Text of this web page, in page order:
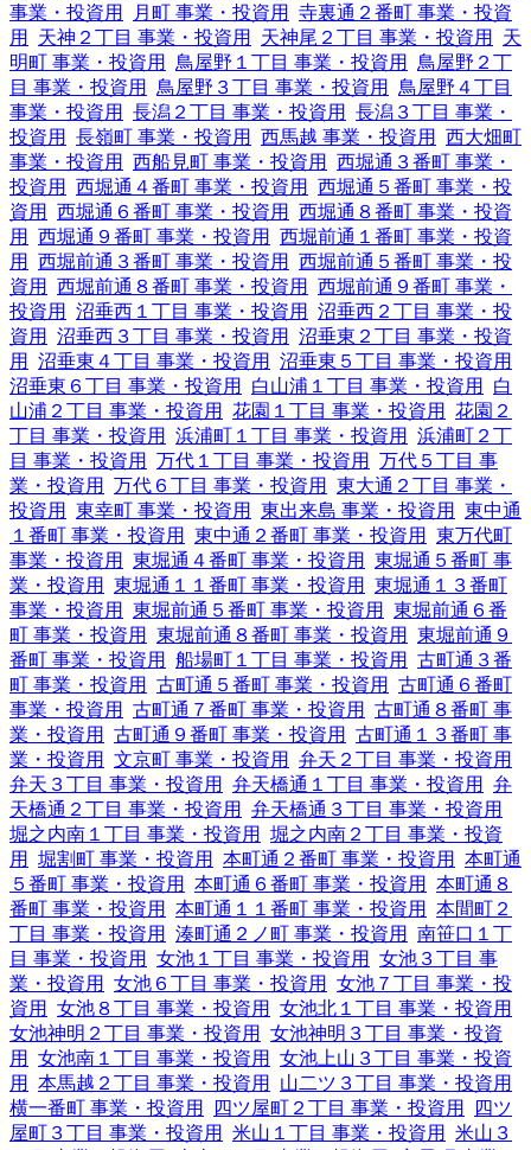
事業・投資用
月町 事業・投資用
寺裏通２番町 事業・投資
用
天神２丁目 事業・投資用 天神尾２丁目 事業・投資用
天
明町 事業・投資用
鳥屋野１丁目 事業・投資用
鳥屋野２丁
目 事業・投資用
鳥屋野３丁目 事業・投資用
鳥屋野４丁目
事業・投資用
長潟２丁目 事業・投資用
長潟３丁目 事業・
投資用
長嶺町 事業・投資用 西馬越 事業・投資用
西大畑町
事業・投資用
西船見町 事業・投資用
西堀通３番町 事業・
投資用
西堀通４番町 事業・投資用
西堀通５番町 事業・投
資用
西堀通６番町 事業・投資用
西堀通８番町 事業・投資
用
西堀通９番町 事業・投資用
西堀前通１番町 事業・投資
用
西堀前通３番町 事業・投資用
西堀前通５番町 事業・投
資用
西堀前通８番町 事業・投資用
西堀前通９番町 事業・
投資用
沼垂西１丁目 事業・投資用
沼垂西２丁目 事業・投
資用
沼垂西３丁目 事業・投資用
沼垂東２丁目 事業・投資
用
沼垂東４丁目 事業・投資用
沼垂東５丁目 事業・投資用
沼垂東６丁目 事業・投資用
白山浦１丁目 事業・投資用
白
山浦２丁目 事業・投資用
花園１丁目 事業・投資用
花園２
丁目 事業・投資用
浜浦町１丁目 事業・投資用
浜浦町２丁
目 事業・投資用
万代１丁目 事業・投資用
万代５丁目 事
業・投資用
万代６丁目 事業・投資用
東大通２丁目 事業・
投資用
東幸町 事業・投資用 東出来島 事業・投資用
東中通
１番町 事業・投資用
東中通２番町 事業・投資用
東万代町
事業・投資用
東堀通４番町 事業・投資用
東堀通５番町 事
業・投資用
東堀通１１番町 事業・投資用
東堀通１３番町
事業・投資用
東堀前通５番町 事業・投資用
東堀前通６番
町 事業・投資用
東堀前通８番町 事業・投資用
東堀前通９
番町 事業・投資用
船場町１丁目 事業・投資用
古町通３番
町 事業・投資用
古町通５番町 事業・投資用
古町通６番町
事業・投資用
古町通７番町 事業・投資用
古町通８番町 事
業・投資用
古町通９番町 事業・投資用
古町通１３番町 事
業・投資用
文京町 事業・投資用
弁天２丁目 事業・投資用
弁天３丁目 事業・投資用
弁天橋通１丁目 事業・投資用
弁
天橋通２丁目 事業・投資用
弁天橋通３丁目 事業・投資用
堀之内南１丁目 事業・投資用
堀之内南２丁目 事業・投資
用
堀割町 事業・投資用 本町通２番町 事業・投資用
本町通
５番町 事業・投資用
本町通６番町 事業・投資用
本町通８
番町 事業・投資用
本町通１１番町 事業・投資用
本間町２
丁目 事業・投資用
湊町通２ノ町 事業・投資用
南笹口１丁
目 事業・投資用
女池１丁目 事業・投資用
女池３丁目 事
業・投資用
女池６丁目 事業・投資用
女池７丁目 事業・投
資用
女池８丁目 事業・投資用
女池北１丁目 事業・投資用
女池神明２丁目 事業・投資用
女池神明３丁目 事業・投資
用
女池南１丁目 事業・投資用
女池上山３丁目 事業・投資
用
本馬越２丁目 事業・投資用
山二ツ３丁目 事業・投資用
横一番町 事業・投資用
四ツ屋町２丁目 事業・投資用
四ツ
屋町３丁目 事業・投資用
米山１丁目 事業・投資用
米山３